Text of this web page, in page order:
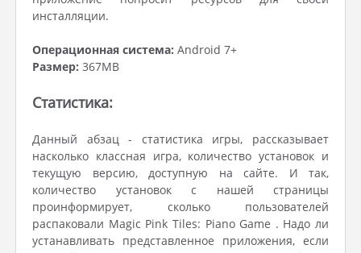
инсталляции.
Операционная система: Android 7+
Размер: 367MB
Статистика:
Данный абзац - статистика игры, рассказывает
насколько классная игра, количество установок и
текущую версию, доступную на сайте. И так,
количество установок с нашей страницы
проинформирует, сколько пользователей
распаковали Magic Pink Tiles: Piano Game . Надо ли
устанавливать представленное приложения, если